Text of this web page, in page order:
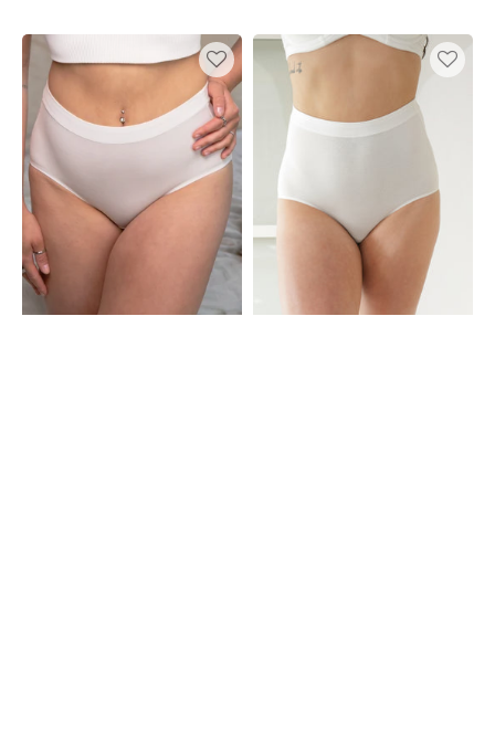
High-
Panty
Cozy
Basic
Ivory
High-
Waist-
Panty
Cozy
Basic
Ivory